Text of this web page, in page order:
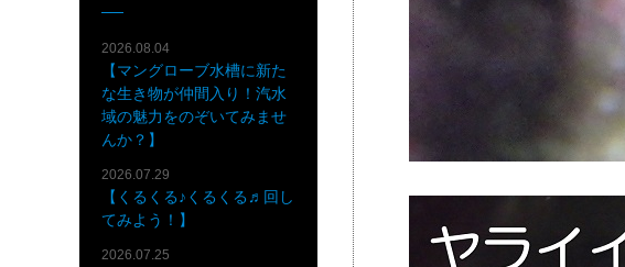
2026.08.04
【マングローブ水槽に新た
な生き物が仲間入り！汽水
域の魅力をのぞいてみませ
んか？】
2026.07.29
【くるくる♪くるくる♬回し
てみよう！】
2026.07.25